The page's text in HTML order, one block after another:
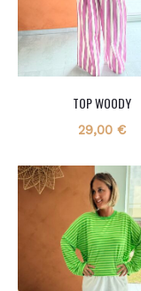
TOP WOODY
29,00 €